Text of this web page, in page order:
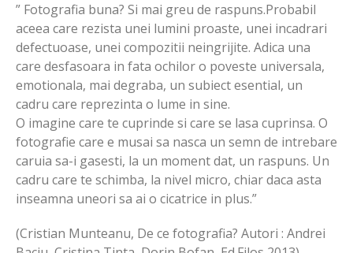
” Fotografia buna? Si mai greu de raspuns.Probabil
aceea care rezista unei lumini proaste, unei incadrari
defectuoase, unei compozitii neingrijite. Adica una
care desfasoara in fata ochilor o poveste universala,
emotionala, mai degraba, un subiect esential, un
cadru care reprezinta o lume in sine.
O imagine care te cuprinde si care se lasa cuprinsa. O
fotografie care e musai sa nasca un semn de intrebare
caruia sa-i gasesti, la un moment dat, un raspuns. Un
cadru care te schimba, la nivel micro, chiar daca asta
inseamna uneori sa ai o cicatrice in plus.”
(Cristian Munteanu, De ce fotografia? Autori : Andrei